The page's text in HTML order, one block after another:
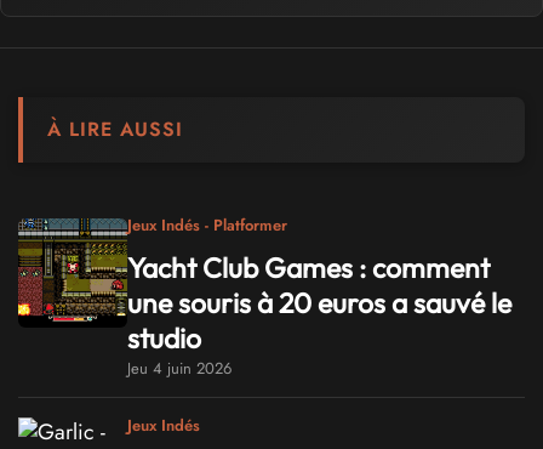
À LIRE AUSSI
Jeux Indés - Platformer
Yacht Club Games : comment
une souris à 20 euros a sauvé le
studio
Jeu 4 juin 2026
Jeux Indés